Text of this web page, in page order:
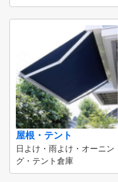
屋根・テント
日よけ・雨よけ・オーニン
グ・テント倉庫